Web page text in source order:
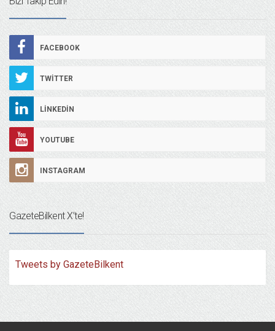
FACEBOOK
TWITTER
LINKEDIN
YOUTUBE
INSTAGRAM
GazeteBilkent X’te!
Tweets by GazeteBilkent